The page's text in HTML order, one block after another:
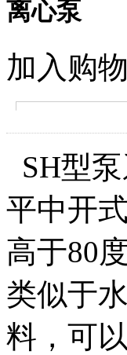
离心泵
加入购
SH型
平中开
高于80
类似于
料，可